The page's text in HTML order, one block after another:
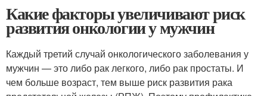
Какие факторы увеличивают риск
развития онкологии у мужчин
Каждый третий случай онкологического заболевания у
мужчин — это либо рак легкого, либо рак простаты. И
чем больше возраст, тем выше риск развития рака